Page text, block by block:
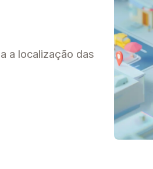
a localização das